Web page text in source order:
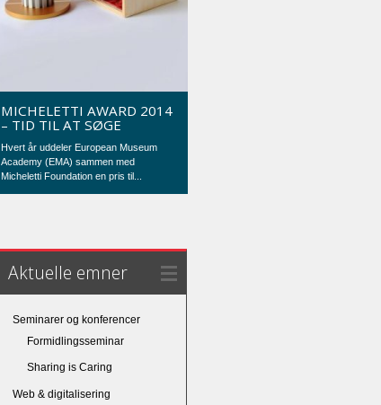
MICHELETTI AWARD 2014
– TID TIL AT SØGE
Hvert år uddeler European Museum
Academy (EMA) sammen med
Micheletti Foundation en pris til...
Aktuelle emner
Seminarer og konferencer
Formidlingsseminar
Sharing is Caring
Web & digitalisering